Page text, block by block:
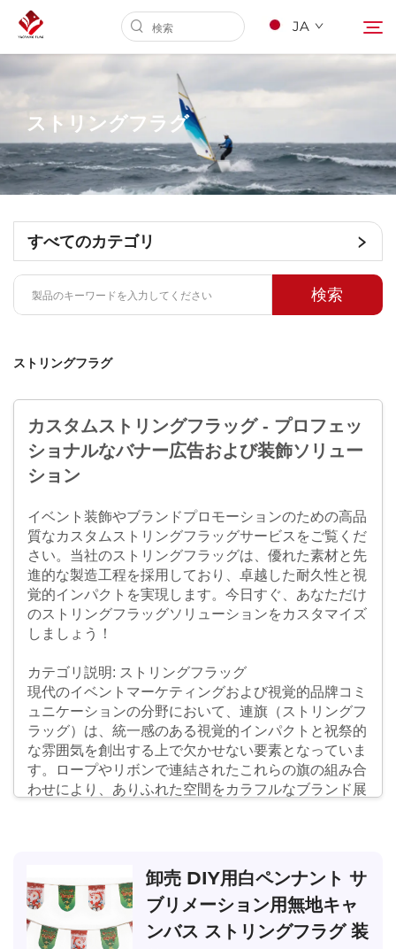
JA
ホームページ
当社について
製品
サービス
ストリングフラグ
すべてのカテゴリ
検索
ストリングフラグ
カスタムストリングフラッグ - プロフェッ
ショナルなバナー広告および装飾ソリュー
ション
イベント装飾やブランドプロモーションのための高品
質なカスタムストリングフラッグサービスをご覧くだ
さい。当社のストリングフラッグは、優れた素材と先
進的な製造工程を採用しており、卓越した耐久性と視
覚的インパクトを実現します。今日すぐ、あなただけ
のストリングフラッグソリューションをカスタマイズ
しましょう！
カテゴリ説明: ストリングフラッグ
現代のイベントマーケティングおよび視覚的品牌コミ
ュニケーションの分野において、連旗（ストリングフ
ラッグ）は、統一感のある視覚的インパクトと祝祭的
な雰囲気を創出する上で欠かせない要素となっていま
す。ロープやリボンで連結されたこれらの旗の組み合
わせにより、ありふれた空間をカラフルなブランド展
社の連旗製造における専門知識は、素材科学、カラー
エンジニアリング、環境デザインなど多分野にわたる
知見を統合しており、優れた視覚効果を提供するだけ
でなく屋外の環境条件にも耐える製品を生み出してい
ます。連旗の特異な価値は、繰り返し現れる視覚要素
卸売 DIY用白ペンナント サ
ブリメーション用無地キャ
ンバス ストリングフラグ 装